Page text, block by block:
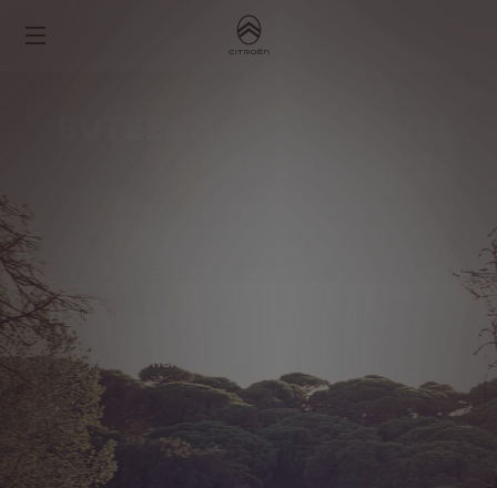
connectivité, ergonomie, fluidité et confort de
En filtrant les sollicitations de la route, les suspensions
parfaitement dans cette vision du confort global.